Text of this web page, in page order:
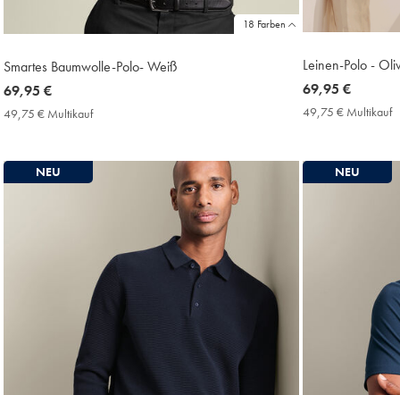
18 Farben
Smartes Baumwolle-Polo- Weiß
now
69,95
69,95 €
49,75 € Multikauf49,75
Price
Leinen-Polo -
now
69,95
69,95 €
49,75 € Multikauf
NEU NEU